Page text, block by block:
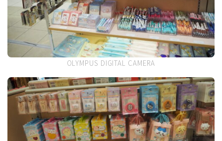
OLYMPUS DIGITAL CAMERA